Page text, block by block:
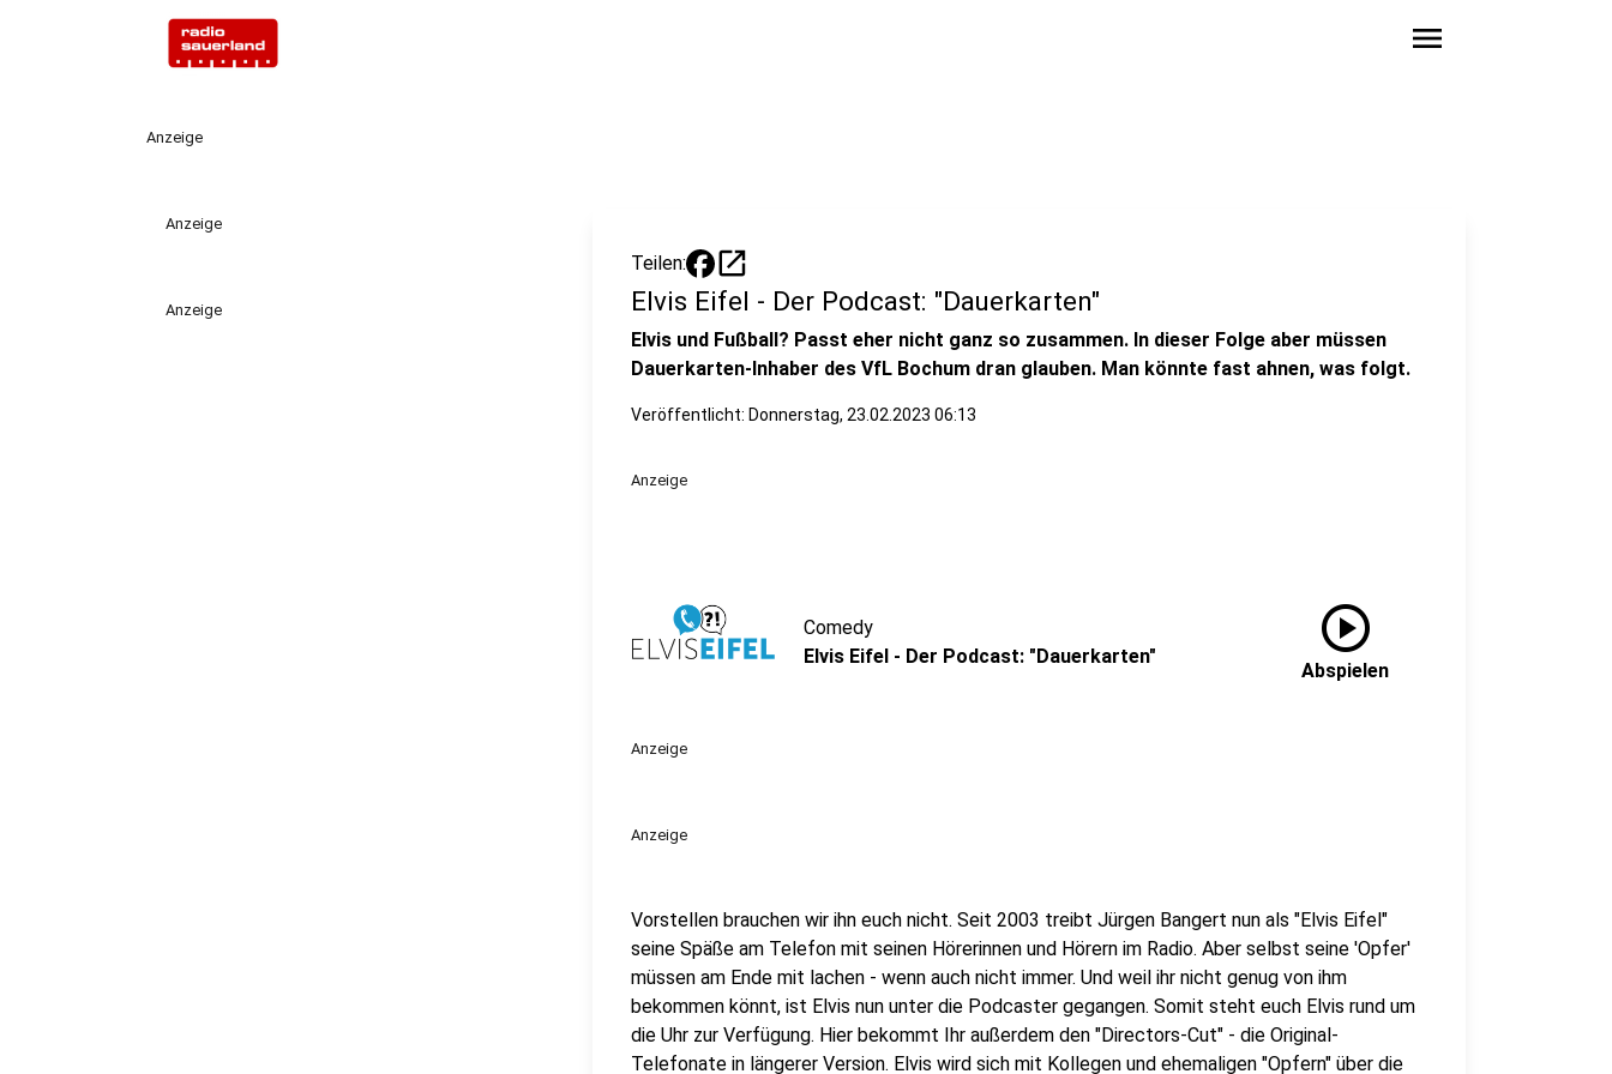
menu
Anzeige
Anzeige
Anzeige
Teilen: open_in_new
Elvis Eifel - Der Podcast: "Dauerkarten"
Elvis und Fußball? Passt eher nicht ganz so zusammen. In dieser Folge aber müssen
Dauerkarten-Inhaber des VfL Bochum dran glauben. Man könnte fast ahnen, was folgt.
Veröffentlicht: Donnerstag, 23.02.2023 06:13
Anzeige
Comedy
Elvis Eifel - Der Podcast: "Dauerkarten"
play_circle
Abspielen
Anzeige
Anzeige
Vorstellen brauchen wir ihn euch nicht. Seit 2003 treibt Jürgen Bangert nun als "Elvis Eifel"
seine Späße am Telefon mit seinen Hörerinnen und Hörern im Radio. Aber selbst seine 'Opfer'
müssen am Ende mit lachen - wenn auch nicht immer. Und weil ihr nicht genug von ihm
bekommen könnt, ist Elvis nun unter die Podcaster gegangen. Somit steht euch Elvis rund um
die Uhr zur Verfügung. Hier bekommt Ihr außerdem den "Directors-Cut" - die Original-
Telefonate in längerer Version. Elvis wird sich mit Kollegen und ehemaligen "Opfern" über die